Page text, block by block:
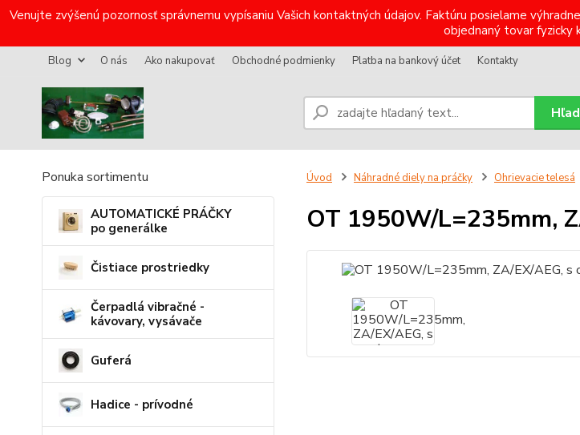
Venujte zvýšenú pozornosť správnemu vypísaniu Vašich kontaktných údajov. Faktúru posielame
objednaný tovar fyzicky
Blog O nás Ako nakupovať Obchodné podmienky Platba na bankový účet Kontakty
Ponuka sortimentu
AUTOMATICKÉ PRÁČKY
po generálke
Čistiace prostriedky
Čerpadlá vibračné -
kávovary, vysávače
Guferá
Hadice - prívodné
Úvod Náhradné diely na práčky Ohrievacie telesá
OT 1950W/L=235mm,